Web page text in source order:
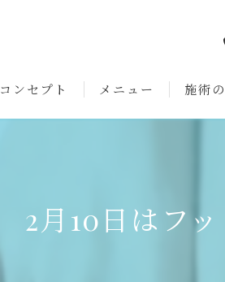
コンセプト メニュー 施術
2月10日はフ